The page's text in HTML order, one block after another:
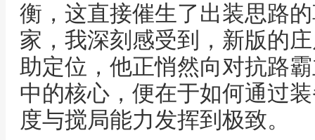
衡，这直接催生了出装思路
家，我深刻感受到，新版的
助定位，他正悄然向对抗路
中的核心，便在于如何通过
度与搅局能力发挥到极致。